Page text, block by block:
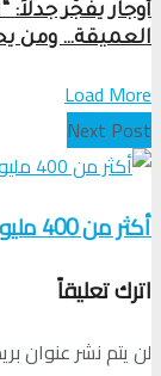
أوجار يفجّر جدلاً:
العميقة… ومن
Load More
Next Post
أكثر من 400 مليون سنتيم .. من أجل " حب في الداخلة "
اترك تعليقاً
لن يتم نشر عنوان